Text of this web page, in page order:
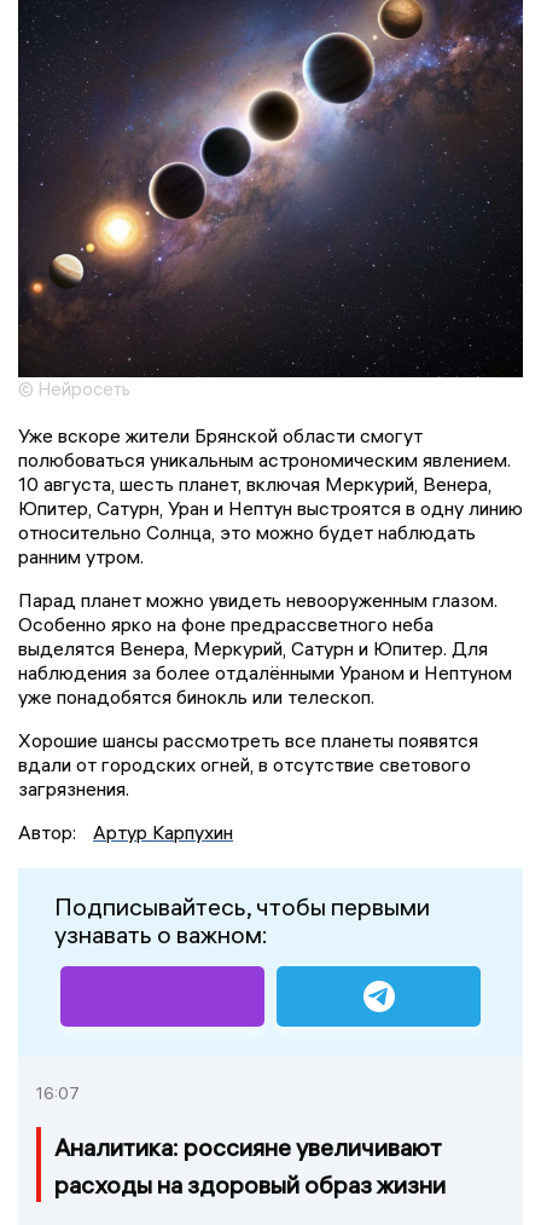
© Нейросеть
Уже вскоре жители Брянской области смогут
полюбоваться уникальным астрономическим явлением.
10 августа, шесть планет, включая Меркурий, Венера,
Юпитер, Сатурн, Уран и Нептун выстроятся в одну линию
относительно Солнца, это можно будет наблюдать
ранним утром.
Парад планет можно увидеть невооруженным глазом.
Особенно ярко на фоне предрассветного неба
выделятся Венера, Меркурий, Сатурн и Юпитер. Для
наблюдения за более отдалёнными Ураном и Нептуном
уже понадобятся бинокль или телескоп.
Хорошие шансы рассмотреть все планеты появятся
вдали от городских огней, в отсутствие светового
загрязнения.
Автор:
Артур Карпухин
Подписывайтесь, чтобы первыми
узнавать о важном:
16:07
Аналитика: россияне увеличивают
расходы на здоровый образ жизни